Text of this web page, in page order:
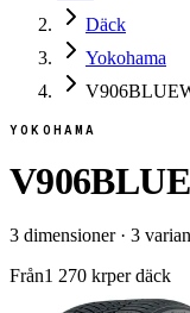
Däck
Yokohama
YOKOHAMA
3 dimensioner· 3
Från1 270 krper däck